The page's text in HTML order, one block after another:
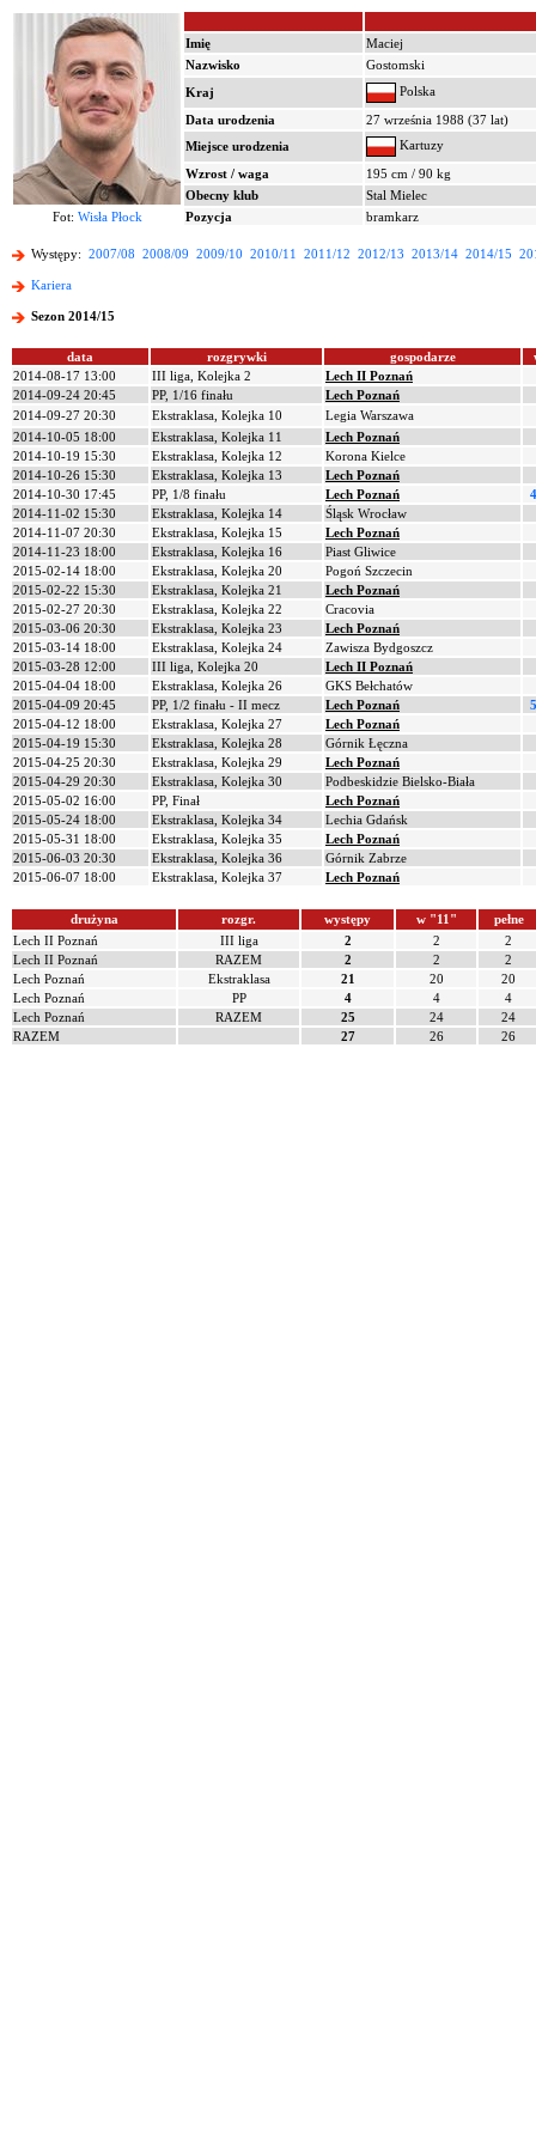
Imię
Maciej
Nazwisko
Gostomski
Kraj
Polska
Data urodzenia
27 września 1988 (37 lat)
Miejsce urodzenia
Kartuzy
Wzrost / waga
195 cm / 90 kg
Obecny klub
Stal Mielec
Fot: Wisła Płock Pozycja bramkarz
Występy: 2007/08 2008/09 2009/10 2010/11 2011/12 2012/13 2013/14 2014/15
Kariera
Sezon 2014/15
data rozgrywki gospodarze
2014-08-17 13:00
III liga, Kolejka 2
Lech II Poznań
2014-09-24 20:45
PP, 1/16 finału
Lech Poznań
2014-09-27 20:30
Ekstraklasa, Kolejka 10
Legia Warszawa
2014-10-05 18:00
Ekstraklasa, Kolejka 11
Lech Poznań
2014-10-19 15:30
Ekstraklasa, Kolejka 12
Korona Kielce
2014-10-26 15:30
Ekstraklasa, Kolejka 13
Lech Poznań
2014-10-30 17:45
PP, 1/8 finału Lech Poznań
2014-11-02 15:30
Ekstraklasa, Kolejka 14
Śląsk Wrocław
2014-11-07 20:30
Ekstraklasa, Kolejka 15
Lech Poznań
2014-11-23 18:00
Ekstraklasa, Kolejka 16
Piast Gliwice
2015-02-14 18:00
Ekstraklasa, Kolejka 20
Pogoń Szczecin
2015-02-22 15:30
Ekstraklasa, Kolejka 21
Lech Poznań
2015-02-27 20:30
Ekstraklasa, Kolejka 22
Cracovia
2015-03-06 20:30
Ekstraklasa, Kolejka 23
Lech Poznań
2015-03-14 18:00
Ekstraklasa, Kolejka 24
Zawisza Bydgoszcz
2015-03-28 12:00
III liga, Kolejka 20
Lech II Poznań
2015-04-04 18:00
Ekstraklasa, Kolejka 26
GKS Bełchatów
2015-04-09 20:45
PP, 1/2 finału - II mecz Lech Poznań
2015-04-12 18:00
Ekstraklasa, Kolejka 27
Lech Poznań
2015-04-19 15:30
Ekstraklasa, Kolejka 28
Górnik Łęczna
2015-04-25 20:30
Ekstraklasa, Kolejka 29
Lech Poznań
2015-04-29 20:30
Ekstraklasa, Kolejka 30
Podbeskidzie Bielsko-Biała
2015-05-02 16:00
PP, Finał
Lech Poznań
2015-05-24 18:00
Ekstraklasa, Kolejka 34
Lechia Gdańsk
2015-05-31 18:00
Ekstraklasa, Kolejka 35
Lech Poznań
2015-06-03 20:30
Ekstraklasa, Kolejka 36
Górnik Zabrze
2015-06-07 18:00
Ekstraklasa, Kolejka 37 Lech Poznań
drużyna rozgr. występy w "11"
pełne
Lech II Poznań
III liga 2 2
2
Lech II Poznań
RAZEM 2 2
2
Lech Poznań
Ekstraklasa 21 20
20
Lech Poznań
PP 4 4
4
Lech Poznań
RAZEM 25 24
24
RAZEM
27 26 26